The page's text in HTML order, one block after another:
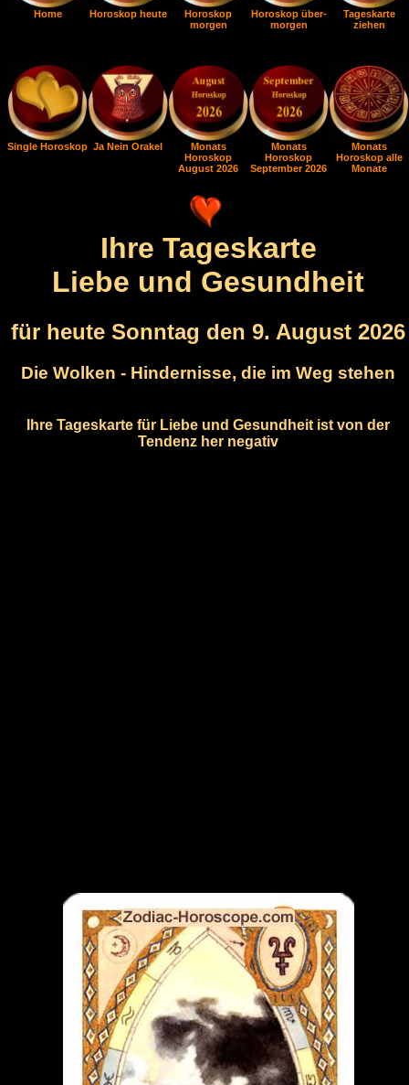
Home Horoskop heute
Horoskop
morgen
Horoskop über-
morgen
Tageskarte
ziehen
Single Horoskop Ja Nein Orakel
Monats
Horoskop
August 2026
Monats
Horoskop
September 2026
Monats
Horoskop alle
Monate
Ihre Tageskarte
Liebe und Gesundheit
für heute Sonntag den 9. August 2026
Die Wolken - Hindernisse, die im Weg stehen
Ihre Tageskarte für Liebe und Gesundheit ist von der
Tendenz her negativ